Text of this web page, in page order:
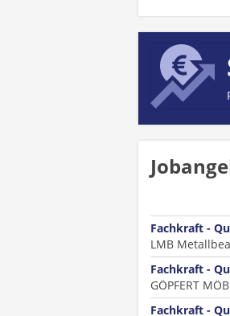
Fachkraft -
LMB
Fachkraft -
GÖPFERT
Fachkraft -